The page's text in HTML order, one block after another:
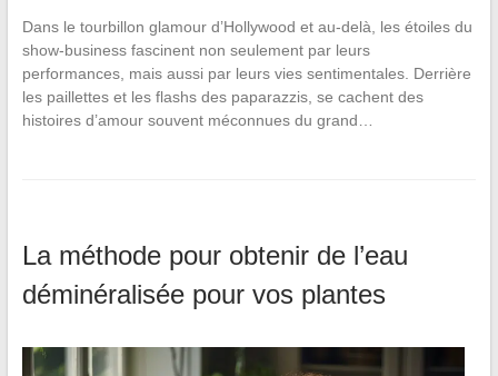
Dans le tourbillon glamour d’Hollywood et au-delà, les étoiles du
show-business fascinent non seulement par leurs
performances, mais aussi par leurs vies sentimentales. Derrière
les paillettes et les flashs des paparazzis, se cachent des
histoires d’amour souvent méconnues du grand…
La méthode pour obtenir de l’eau
déminéralisée pour vos plantes